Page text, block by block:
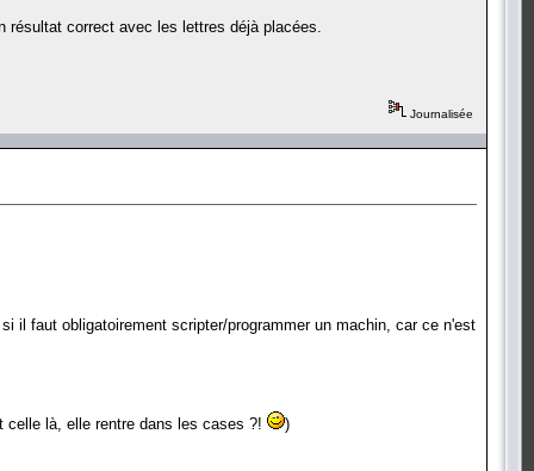
correct avec les lettres déjà placées.
Journalisée
il faut obligatoirement scripter/programmer un machin, car ce n'est
celle là, elle rentre dans les cases ?! )